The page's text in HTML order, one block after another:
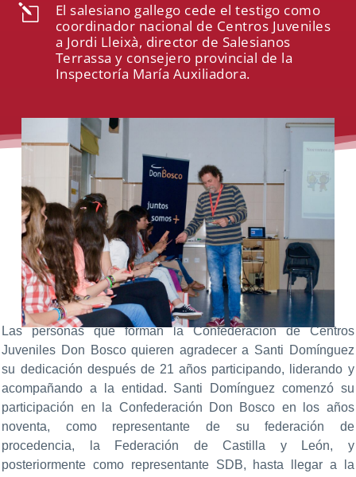
l
El salesiano gallego cede el testigo como
coordinador nacional de Centros Juveniles
a Jordi Lleixà, director de Salesianos
Terrassa y consejero provincial de la
Inspectoría María Auxiliadora.
Las personas que forman la Confederación de Centros
Juveniles Don Bosco quieren agradecer a Santi Domínguez
su dedicación después de 21 años participando, liderando y
acompañando a la entidad. Santi Domínguez comenzó su
participación en la Confederación Don Bosco en los años
noventa, como representante de su federación de
procedencia, la Federación de Castilla y León, y
posteriormente como representante SDB, hasta llegar a la